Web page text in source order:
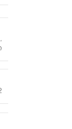
,